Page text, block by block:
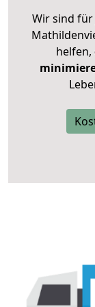
Wir sind für
helfen,